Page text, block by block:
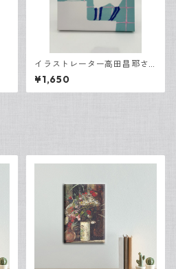
イラストレーター高田昌耶さ
ん「猫」
¥1,650